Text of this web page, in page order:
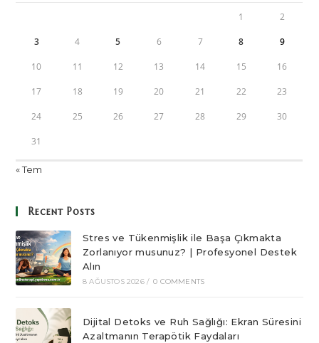
1 2
3 4 5 6 7 8 9
10 11 12 13 14 15 16
17 18 19 20 21 22 23
24 25 26 27 28 29 30
31
« Tem
Recent Posts
Stres ve Tükenmişlik ile Başa Çıkmakta
Zorlanıyor musunuz? | Profesyonel Destek
Alın
8 AĞUSTOS 2026 / 0 COMMENTS
Dijital Detoks ve Ruh Sağlığı: Ekran Süresini
Azaltmanın Terapötik Faydaları